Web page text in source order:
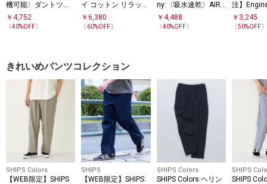
機可能〉ダントツ撥
水(R) パンツ(セット
アップ対応)◇
￥ 4,752
〔40%OFF〕
イ コットン リラック
ス イージーパンツ
￥6,380
〔60%OFF〕
ny:〈吸水速乾〉AIR F
LEXION スリム スト
レッチ イージー パン
￥ 4,488
〔40%OFF〕
注】
機可能〉
イージー
￥ 3,245
〔50%OFF〕
きれいめパンツコレクション
SHIPS Colors
【WEB限定】SHIPS
SHIPS
【WEB限定】SHIPS:
SHIPS Colors
SHIPS Colors:ヘリン
SHIPS
SHIPS